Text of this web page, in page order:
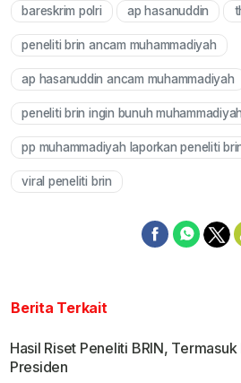
bareskrim polri ap hasanuddin
peneliti brin ancam muhammadiyah
ap hasanuddin ancam muhammadiyah
peneliti brin ingin bunuh muhammadiyah
pp muhammadiyah laporkan peneliti
viral peneliti brin
Berita Terkait
Hasil Riset Peneliti BRIN,
Presiden